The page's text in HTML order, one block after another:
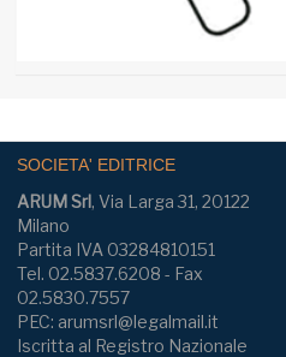
SOCIETA' EDITRICE
ARUM Srl, Via Larga 31, 20122
Milano
Partita IVA 03284810151
Tel. 02.5837.6208 - Fax
02.5830.7557
PEC: arumsrl@legalmail.it
Iscritta al Registro Nazionale